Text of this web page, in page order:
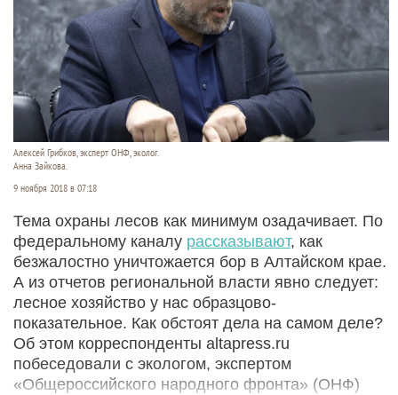
Алексей Грибков, эксперт ОНФ, эколог.
Анна Зайкова.
9 ноября 2018 в 07:18
Тема охраны лесов как минимум озадачивает. По
федеральному каналу рассказывают, как
безжалостно уничтожается бор в Алтайском крае.
А из отчетов региональной власти явно следует:
лесное хозяйство у нас образцово-
показательное. Как обстоят дела на самом деле?
Об этом корреспонденты altapress.ru
побеседовали с экологом, экспертом
«Общероссийского народного фронта» (ОНФ)